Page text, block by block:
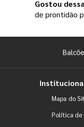
Gostou
de prontidão
Mapa do
Política de